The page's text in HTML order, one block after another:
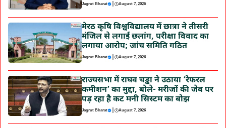
Jagrut Bharat | August 7, 2026
मेरठ कृषि विश्वविद्यालय में छात्रा ने तीसरी
मंजिल से लगाई छलांग, परीक्षा विवाद का
लगाया आरोप; जांच समिति गठित
Jagrut Bharat | August 7, 2026
राज्यसभा में राघव चड्ढा ने उठाया ‘रेफरल
कमीशन’ का मुद्दा, बोले- मरीजों की जेब पर
पड़ रहा है कट मनी सिस्टम का बोझ
Jagrut Bharat | August 7, 2026